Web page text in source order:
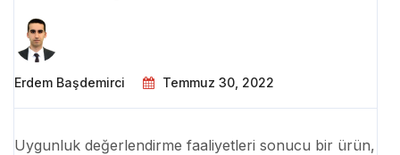
Erdem Başdemirci Temmuz 30, 2022
Uygunluk değerlendirme faaliyetleri sonucu bir ürün,